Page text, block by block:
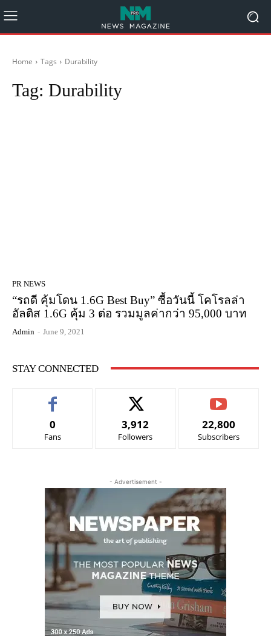
Home Tags Durability
Tag: Durability
PR NEWS
“รถดี คุ้มโดน 1.6G Best Buy” ซื้อวันนี้ โคโรลล่า
อัลติส 1.6G คุ้ม 3 ต่อ รวมมูลค่ากว่า 95,000 บาท
Admin - June 9, 2021
STAY CONNECTED
0
Fans
3,912
Followers
22,800
Subscribers
- Advertisement -